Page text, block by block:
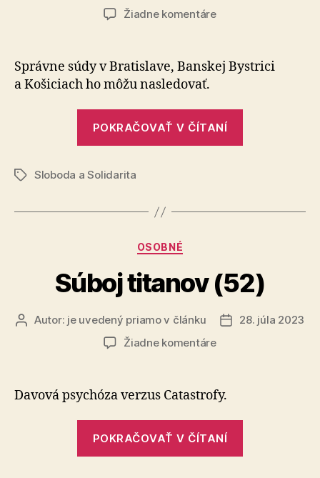
Žiadne komentárena
súd
je
príbeh
Správne súdy v Bratislave, Banskej Bystrici
a Ko­ši­ciach ho môžu nasle­do­vať.
POKRAČOVAŤ V ČÍTANÍ
príbeh“
ZnačkySloboda a Solidarita
Kategórie
OSOBNÉ
Súboj titanov (52)
AutorAutor: je uvedený priamo v článku
Dátum
28. júla 2023
Žiadne komentárena
(52)
Davová psychóza verzus Catastrofy.
POKRAČOVAŤ V ČÍTANÍ